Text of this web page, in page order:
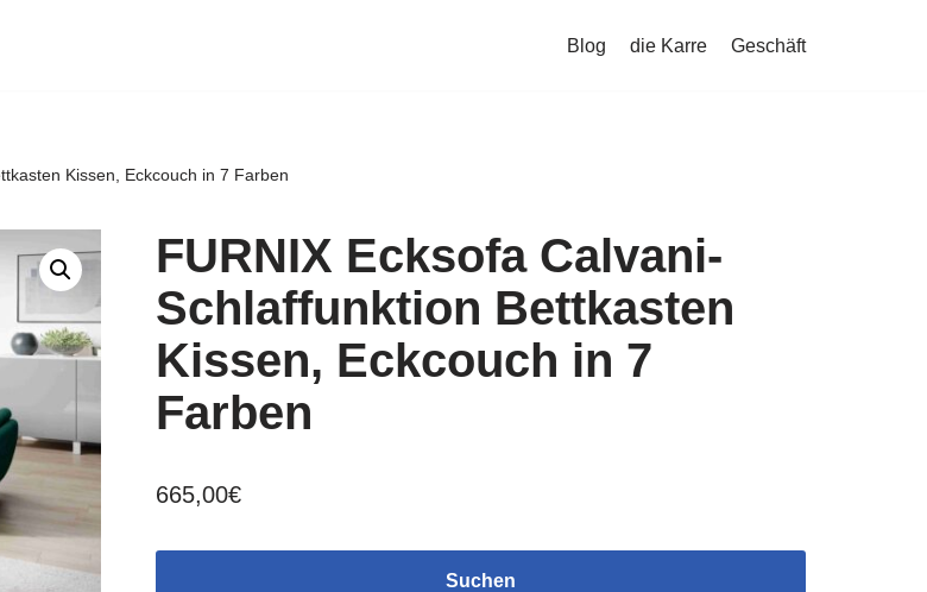
Blog die Karre Geschäft
Kissen, Eckcouch in 7 Farben
FURNIX Ecksofa Calvani-
Schlaffunktion Bettkasten
Kissen, Eckcouch in 7
Farben
665,00€
Suchen